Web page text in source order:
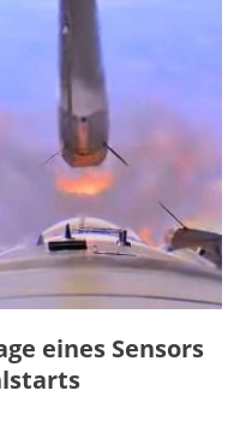
eines Sensors